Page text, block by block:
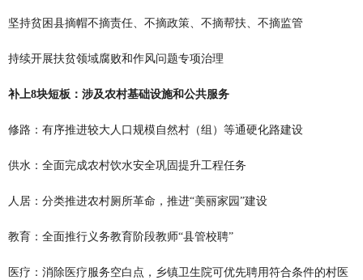
坚持贫困县摘帽不摘责任、不摘政策、不摘帮扶、不摘监管
持续开展扶贫领域腐败和作风问题专项治理
补上8块短板：涉及农村基础设施和公共服务
修路：有序推进较大人口规模自然村（组）等通硬化路建设
供水：全面完成农村饮水安全巩固提升工程任务
人居：分类推进农村厕所革命，推进“美丽家园”建设
教育：全面推行义务教育阶段教师“县管校聘”
医疗：消除医疗服务空白点，乡镇卫生院可优先聘用符合条件的村医